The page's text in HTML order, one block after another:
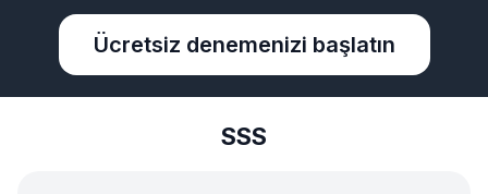
Ücretsiz denemenizi başlatın
SSS